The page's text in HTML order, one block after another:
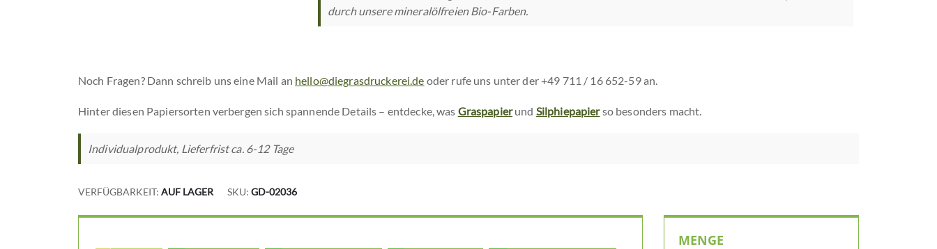
durch unsere mineralölfreien Bio-Farben.
Noch Fragen? Dann schreib uns eine Mail an hello@diegrasdruckerei.de oder rufe uns unter der +49 711 / 16 652-59 an.
Hinter diesen Papiersorten verbergen sich spannende Details – entdecke, was Graspapierund Silphiepapierso besonders macht.
Individualprodukt, Lieferfrist ca. 6-12 Tage
VERFÜGBARKEIT: AUF LAGER SKU GD-02036
MENGE